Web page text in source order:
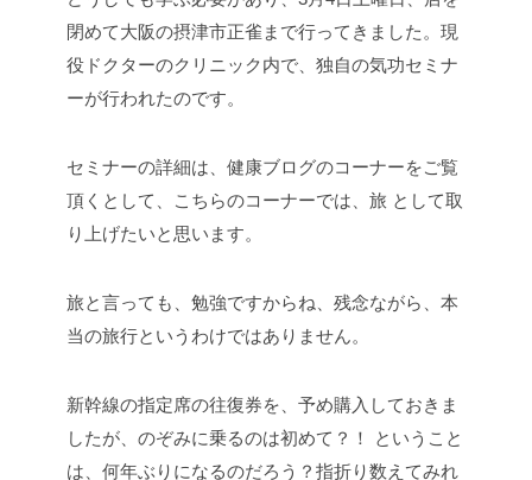
閉めて大阪の摂津市正雀まで行ってきました。現
役ドクターのクリニック内で、独自の気功セミナ
ーが行われたのです。
セミナーの詳細は、健康ブログのコーナーをご覧
頂くとして、こちらのコーナーでは、旅 として取
り上げたいと思います。
旅と言っても、勉強ですからね、残念ながら、本
当の旅行というわけではありません。
新幹線の指定席の往復券を、予め購入しておきま
したが、のぞみに乗るのは初めて？！
ということ
は、何年ぶりになるのだろう？指折り数えてみれ